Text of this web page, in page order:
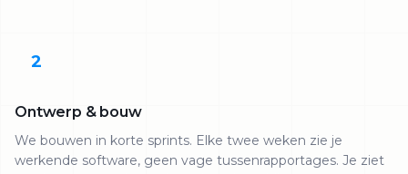
2
Ontwerp & bouw
We bouwen in korte sprints. Elke twee weken zie je
werkende software, geen vage tussenrapportages. Je ziet